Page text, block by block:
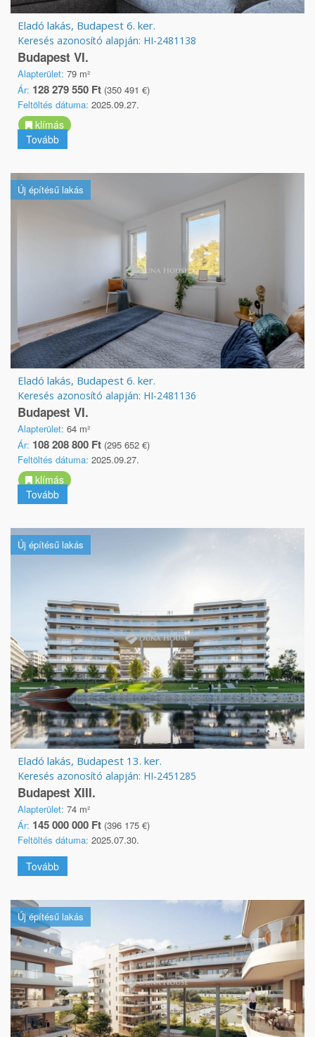
Eladó lakás, Budapest 6. ker.
Keresés azonosító alapján: HI-2481138
Budapest VI.
Alapterület: 79 m²
Ár: 128 279 550 Ft (350 491 €)
Feltöltés dátuma: 2025.09.27.
klímás
Tovább
Új építésű lakás
Eladó lakás, Budapest 6. ker.
Keresés azonosító alapján: HI-2481136
Budapest VI.
Alapterület: 64 m²
Ár: 108 208 800 Ft (295 652 €)
Feltöltés dátuma: 2025.09.27.
klímás
Tovább
Új építésű lakás
Eladó lakás, Budapest 13. ker.
Keresés azonosító alapján: HI-2451285
Budapest XIII.
Alapterület: 74 m²
Ár: 145 000 000 Ft (396 175 €)
Feltöltés dátuma: 2025.07.30.
Tovább
Új építésű lakás